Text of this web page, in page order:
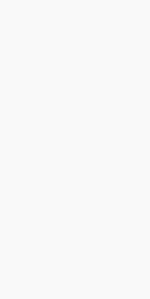
Pracy "Twórczość" w Kielcach